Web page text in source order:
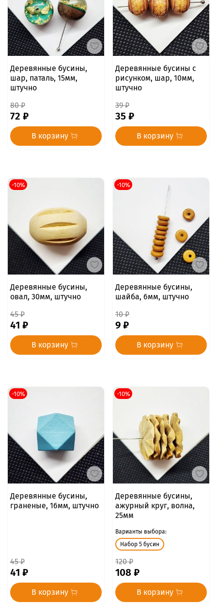
Деревянные бусины,
шар, паталь, 15мм,
штучно
80 ₽
72 ₽
В корзину
Деревянные бусины с
рисунком, шар, 10мм,
штучно
39 ₽
35 ₽
В корзину
-10%
Деревянные бусины,
овал, 30мм, штучно
45 ₽
41 ₽
В корзину
-10%
Деревянные бусины,
шайба, 6мм, штучно
10 ₽
9 ₽
В корзину
-10%
Деревянные бусины,
граненые, 16мм, штучно
45 ₽
41 ₽
В корзину
-10%
Деревянные бусины,
ажурный круг, волна,
25мм
Варианты выбора:
Набор 5 бусин
120 ₽
108 ₽
В корзину